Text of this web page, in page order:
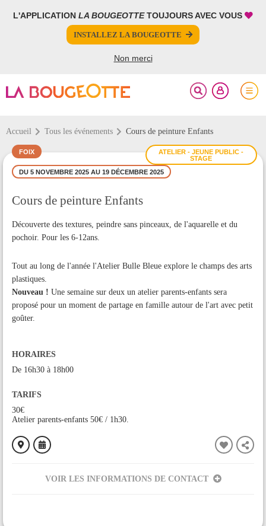
L'APPLICATION LA BOUGEOTTETOUJOURS AVEC VOUS
INSTALLEZ LA BOUGEOTTE
Non merci
Accueil Tous les événements Cours de peinture Enfants
ATELIER - JEUNE PUBLIC -
STAGE
FOIX
DU 5 NOVEMBRE 2025 AU 19 DÉCEMBRE 2025
Cours de peinture Enfants
Découverte des textures, peindre sans pinceaux, de l'aquarelle et du
pochoir. Pour les 6-12ans.
Tout au long de l'année l'Atelier Bulle Bleue explore le champs des arts
plastiques.
Nouveau ! Une semaine sur deux un atelier parents-enfants sera
proposé pour un moment de partage en famille autour de l'art avec petit
goûter.
HORAIRES
De 16h30 à 18h00
TARIFS
30€
Atelier parents-enfants 50€ / 1h30.
VOIR LES INFORMATIONS DE CONTACT
FERMER
PARTAGER
FERMER
Votre inscription à la newsletter a été effectuée.